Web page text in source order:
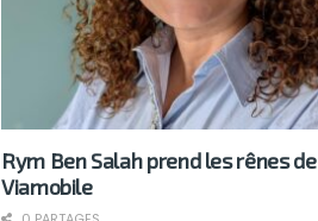
Rym Ben Salah prend les rênes de
Viamobile